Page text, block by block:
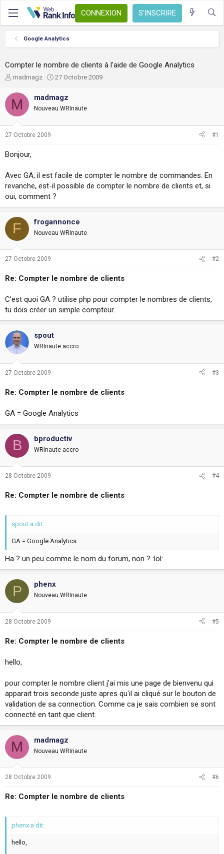
CONNEXION S'INSCRIRE
Google Analytics
Compter le nombre de clients à l'aide de Google Analytics
A
t
e
d
a
i
s
c
o
madmagz
D
t
d
27 Octobre 2009
M madmagz
Nouveau WRInaute
27 Octobre 2009 #1
Bonjour,
Avec GA, il est facile de compter le nombre de commandes. En
revanche, est-il possible de compter le nombre de clients et, si
oui, comment ?
F frogannonce
Nouveau WRInaute
27 Octobre 2009 #2
Re: Compter le nombre de clients
C'est quoi GA ? utilise php pour compter le nombres de clients,
tu dois créer un simple compteur.
spout
WRInaute accro
27 Octobre 2009 #3
Re: Compter le nombre de clients
GA = Google Analytics
B bproductiv
WRInaute accro
28 Octobre 2009 #4
Re: Compter le nombre de clients
spout a dit:
GA = Google Analytics
Ha ? un peu comme le nom du forum, non ? :lol:
P phenx
Nouveau WRInaute
28 Octobre 2009 #5
Re: Compter le nombre de clients
hello,
pour compter le nombre client j'ai mis une page de bienvenu qui
apparait trois seconde juste apres qu'il ai cliqué sur le bouton de
validation de sa connection. Comme ca je sais combien se sont
connecté en tant que client.
M madmagz
Nouveau WRInaute
28 Octobre 2009 #6
Re: Compter le nombre de clients
phenx a dit:
hello,